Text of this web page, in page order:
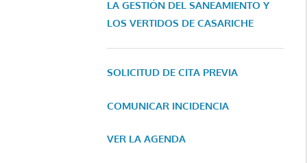
LA GESTIÓN DEL SANEAMIENTO Y
LOS VERTIDOS DE CASARICHE
SOLICITUD DE CITA PREVIA
COMUNICAR INCIDENCIA
VER LA AGENDA